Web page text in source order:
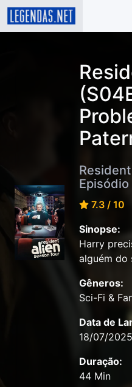
Episódio
7.3 / 10
Sinopse:
Harry
alguém do
Gêneros:
Sci-Fi &
Data de
18/07/2025
Duração:
44 Min